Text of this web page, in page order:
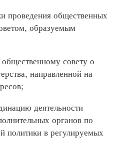
проведения общественных
образуемым
совету о
направленной на
деятельности
органов по
политики в регулируемых